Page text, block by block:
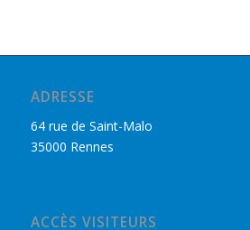
ADRESSE
64 rue de Saint-Malo
35000 Rennes
ACCÈS VISITEURS